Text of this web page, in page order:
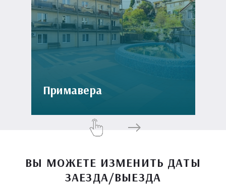
Примавера
ВЫ МОЖЕТЕ ИЗМЕНИТЬ ДАТЫ
ЗАЕЗДА/ВЫЕЗДА